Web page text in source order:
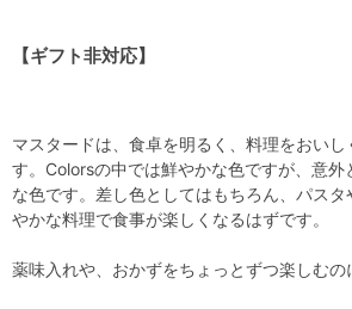
【ギフト非対応】
マスタードは、食卓を明るく、料理をおい
す。Colorsの中では鮮やかな色ですが、意外
な色です。差し色としてはもちろん、パス
やかな料理で食事が楽しくなるはずです。
薬味入れや、おかずをちょっとずつ楽しむの